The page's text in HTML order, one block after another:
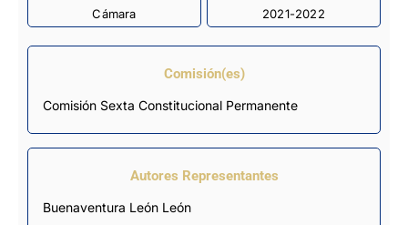
Cámara 2021-2022
Comisión(es)
Comisión Sexta Constitucional Permanente
Autores Representantes
Buenaventura León León